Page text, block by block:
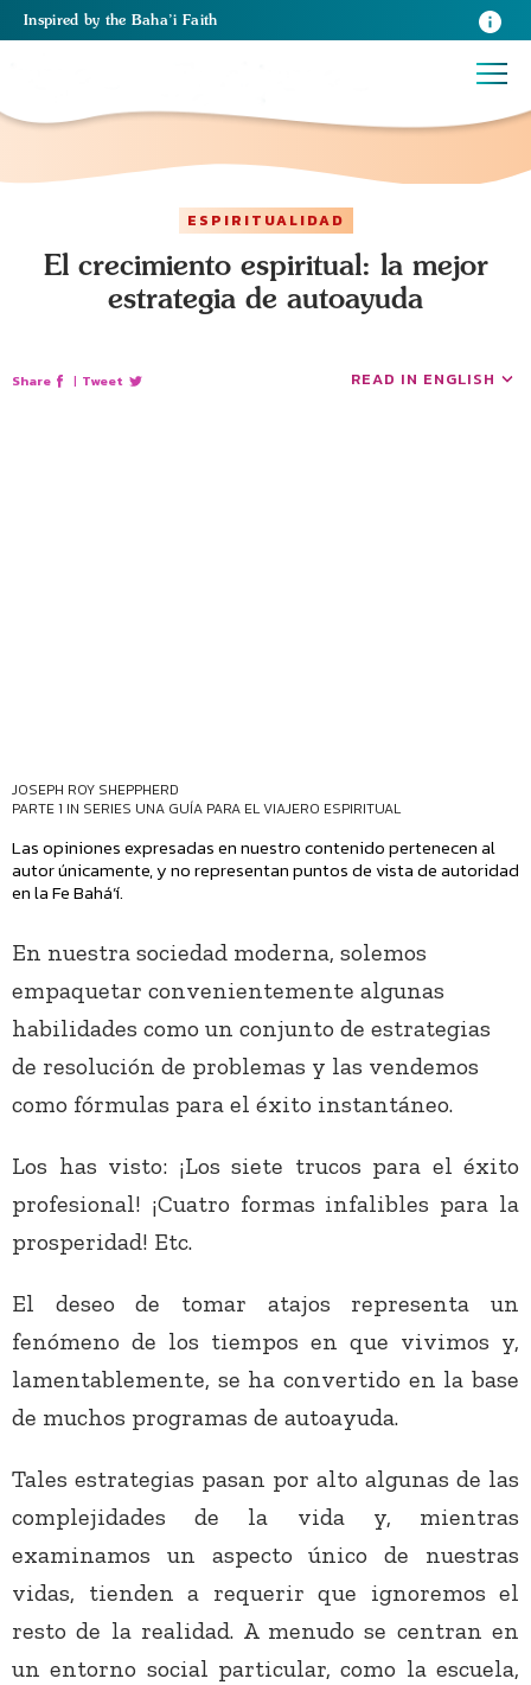
Inspired by the Baha’i Faith
ESPIRITUALIDAD
El crecimiento espiritual: la mejor
estrategia de autoayuda
Share | Tweet READ IN ENGLISH
JOSEPH ROY SHEPPHERD
PARTE 1 IN SERIES UNA GUÍA PARA EL VIAJERO ESPIRITUAL
Las opiniones expresadas en nuestro contenido pertenecen al
autor únicamente, y no representan puntos de vista de autoridad
en la Fe Bahá’í.
En nuestra sociedad moderna, solemos
empaquetar convenientemente algunas
habilidades como un conjunto de estrategias
de resolución de problemas y las vendemos
como fórmulas para el éxito instantáneo.
Los has visto: ¡Los siete trucos para el éxito
profesional! ¡Cuatro formas infalibles para la
prosperidad! Etc.
El deseo de tomar atajos representa un
fenómeno de los tiempos en que vivimos y,
lamentablemente, se ha convertido en la base
de muchos programas de autoayuda.
Tales estrategias pasan por alto algunas de las
complejidades de la vida y, mientras
examinamos un aspecto único de nuestras
vidas, tienden a requerir que ignoremos el
resto de la realidad. A menudo se centran en
un entorno social particular, como la escuela,